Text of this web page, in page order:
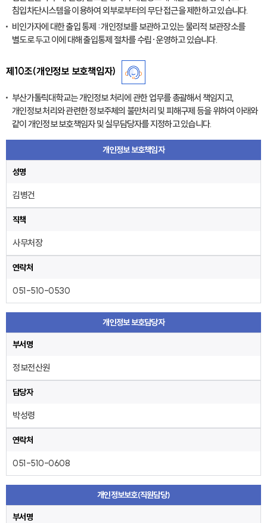
침입차단시스템을 이용하여 외부로부터의 무단 접근을 제한하고 있습니다.
비인가자에 대한 출입 통제 : 개인정보를 보관하고 있는 물리적 보관장소를
별도로 두고 이에 대해 출입통제 절차를 수립·운영하고 있습니다.
제10조(개인정보 보호책임자)
부산가톨릭대학교는 개인정보 처리에 관한 업무를 총괄해서 책임지고,
개인정보 처리와 관련한 정보주체의 불만처리 및 피해구제 등을 위하여 아래와
같이 개인정보 보호책임자 및 실무담당자를 지정하고 있습니다.
개인정보 보호책임자
성명
김병건
직책
사무처장
연락처
051-510-0530
개인정보 보호담당자
부서명
정보전산원
담당자
박성령
연락처
051-510-0608
개인정보보호(직원담당)
부서명